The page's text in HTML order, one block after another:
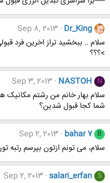
Dr_King
Sep 8, 2013
سلام .. ببخشید تراز اخرین فرد
>؟؟؟
N
NASTOH
Sep 3, 2013
شما کجا قبول شدین؟
B
bahar 7
Sep 2, 2013
سلام، می تونم ازتون بپرسم رتبه
S
salari_erfan
Sep 2, 2013